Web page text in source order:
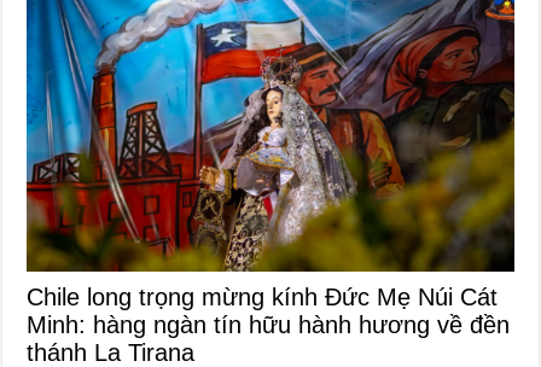
Chile long trọng mừng kính Đức Mẹ Núi Cát
Minh: hàng ngàn tín hữu hành hương về đền
thánh La Tirana